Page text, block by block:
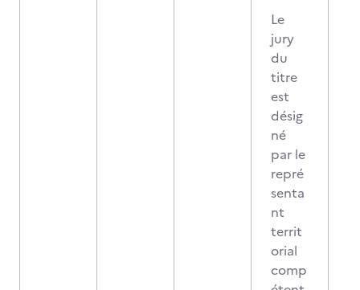
Le
jury
du
titre
est
désig
né
par le
repré
senta
nt
territ
orial
comp